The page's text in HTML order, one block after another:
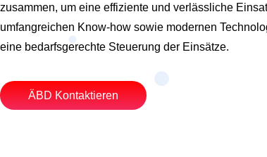
zusammen, um eine effiziente und verlässliche
umfangreichen Know-how sowie modernen
eine bedarfsgerechte Steuerung der Einsätze.
ÄBD Kontaktieren